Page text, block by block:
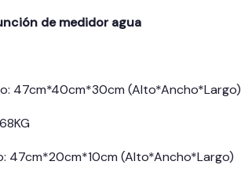
de medidor agua
47cm*40cm*30cm (Alto*Ancho*Largo)
47cm*20cm*10cm (Alto*Ancho*Largo)